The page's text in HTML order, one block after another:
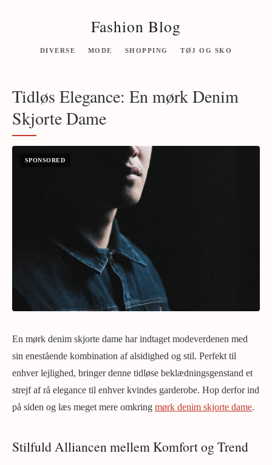
Fashion Blog
DIVERSE MODE SHOPPING TØJ OG SKO
Tidløs Elegance: En mørk Denim
Skjorte Dame
En mørk denim skjorte dame har indtaget modeverdenen med
sin enestående kombination af alsidighed og stil. Perfekt til
enhver lejlighed, bringer denne tidløse beklædningsgenstand et
strejf af rå elegance til enhver kvindes garderobe. Hop derfor ind
på siden og læs meget mere omkring mørk denim skjorte dame.
Stilfuld Alliancen mellem Komfort og Trend